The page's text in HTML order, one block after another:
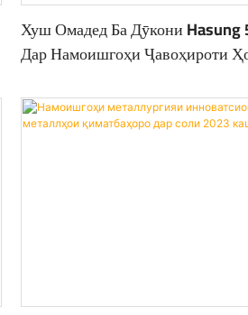
Хуш Омадед Ба Дӯкони Hasung
Дар Намоишгоҳи Ҷавоҳироти